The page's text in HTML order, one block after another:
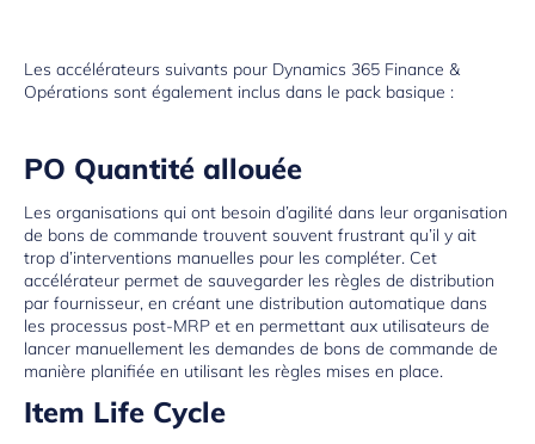
Les accélérateurs suivants pour Dynamics 365 Finance &
Opérations sont également inclus dans le pack basique :
PO Quantité allouée
Les organisations qui ont besoin d’agilité dans leur organisation
de bons de commande trouvent souvent frustrant qu’il y ait
trop d’interventions manuelles pour les compléter. Cet
accélérateur permet de sauvegarder les règles de distribution
par fournisseur, en créant une distribution automatique dans
les processus post-MRP et en permettant aux utilisateurs de
lancer manuellement les demandes de bons de commande de
manière planifiée en utilisant les règles mises en place.
Item Life Cycle